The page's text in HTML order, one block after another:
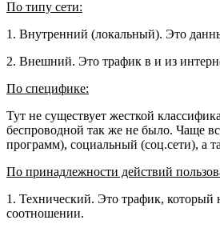
По типу сети:
1. Внутренний (локальный). Это
2. Внешний. Это трафик в и из
По специфике:
Тут не существует жесткой
беспроводной так же не было. Чаще
программ), социальный (соц.сети), а
По принадлежности действий
1. Технический. Это трафик, который
соотношении.